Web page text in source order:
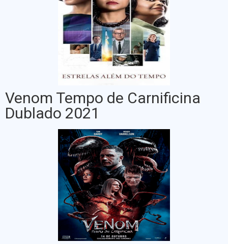
Venom Tempo de Carnificina
Dublado 2021